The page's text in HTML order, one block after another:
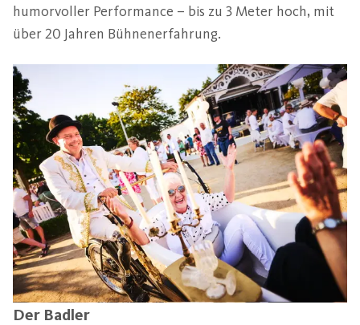
humorvoller Performance – bis zu 3 Meter hoch, mit
über 20 Jahren Bühnenerfahrung.
Der Badler